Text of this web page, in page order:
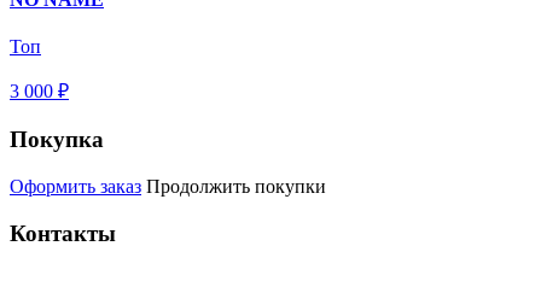
Топ
3 000 ₽
Покупка
Оформить заказ Продолжить покупки
Контакты